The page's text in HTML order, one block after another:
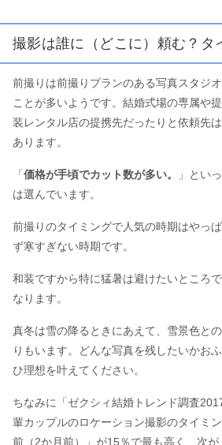
撮影は誰に（どこに）頼む？タ
前撮りは前撮りプランのある写真スタジ
ことが多いようです。結婚式場の専属や
装レンタル店の提携先だったりと依頼先
あります。
「価格が手頃でカット数が多い。
」とい
は選んでいます。
前撮りのタイミングで人気の時期はやっ
ず寒すぎない時期です。
和装ですから特に猛暑は避けたいところ
なります。
真冬は雪の降るときにあえて、雪景色と
りもいます。どんな写真を残したいかお
ひ理想を叶えてください。
ちなみに「ゼクシィ結婚トレンド調査
輩カップルのロケーション撮影のタイミ
前（2か月前）」が15％で最も高く、次が